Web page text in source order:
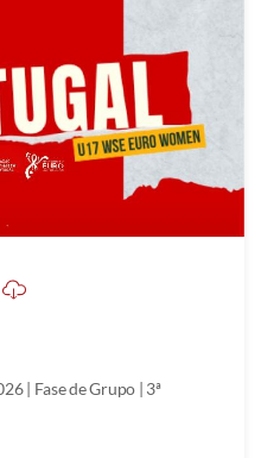
| Fase de Grupo | 3ª